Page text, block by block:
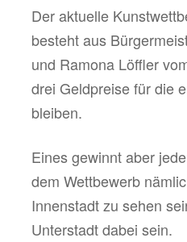
Der aktuelle
besteht aus
und Ramona Löffler
drei Geldpreise für die
bleiben.
Eines gewinnt aber
dem Wettbewerb
Innenstadt zu sehen
Unterstadt dabei sein.